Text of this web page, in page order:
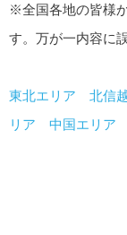
※全国各地の皆様
す。万が一内容に
東北エリア 北信
リア
中国エリア